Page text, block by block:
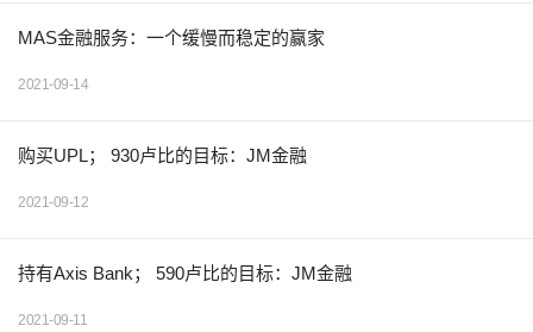
MAS金融服务：一个缓慢而稳定的赢家
2021-09-14
购买UPL； 930卢比的目标：JM金融
2021-09-12
持有Axis Bank； 590卢比的目标：JM金融
2021-09-11